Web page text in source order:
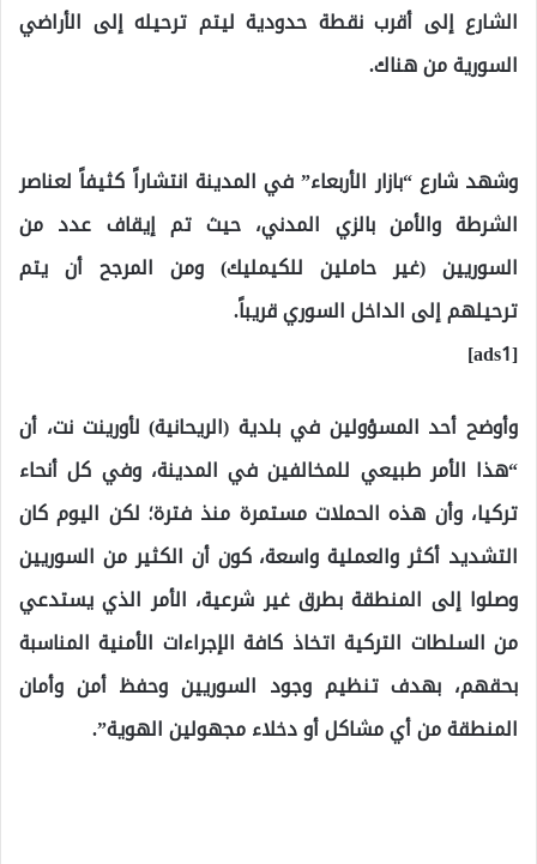
الشارع إلى أقرب نقطة حدودية ليتم ترحيله إلى الأراضي
السورية من هناك.
وشهد شارع “بازار الأربعاء” في المدينة انتشاراً كثيفاً لعناصر
الشرطة والأمن بالزي المدني، حيث تم إيقاف عدد من
السوريين (غير حاملين للكيمليك) ومن المرجح أن يتم
ترحيلهم إلى الداخل السوري قريباً.
[ads1]
وأوضح أحد المسؤولين في بلدية (الريحانية) لأورينت نت، أن
“هذا الأمر طبيعي للمخالفين في المدينة، وفي كل أنحاء
تركيا، وأن هذه الحملات مستمرة منذ فترة؛ لكن اليوم كان
التشديد أكثر والعملية واسعة، كون أن الكثير من السوريين
وصلوا إلى المنطقة بطرق غير شرعية، الأمر الذي يستدعي
من السلطات التركية اتخاذ كافة الإجراءات الأمنية المناسبة
بحقهم، بهدف تنظيم وجود السوريين وحفظ أمن وأمان
المنطقة من أي مشاكل أو دخلاء مجهولين الهوية”.